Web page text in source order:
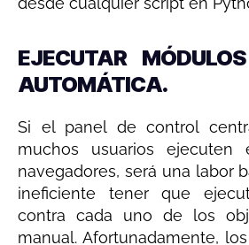
EJECUTAR
AUTOMÁTICA.
Si el panel de control
muchos usuarios
navegadores, será una labor
ineficiente tener que
contra cada uno de los
manual. Afortunadamente,